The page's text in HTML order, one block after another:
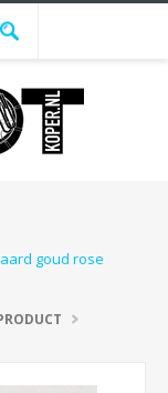
goud rose